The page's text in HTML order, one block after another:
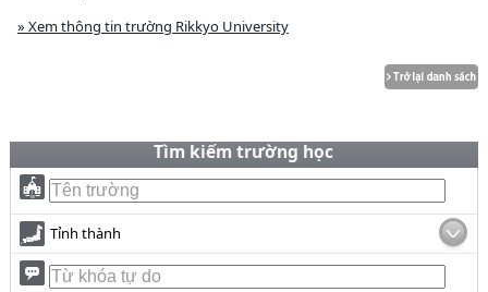
» Xem thông tin trường Rikkyo University
Tìm kiếm trường học
Tỉnh thành